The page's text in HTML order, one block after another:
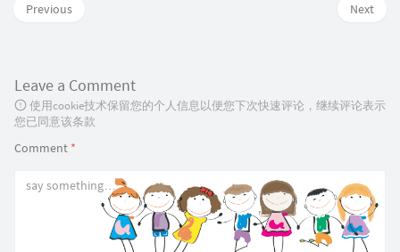
Next
Previous
Leave a Comment
使用cookie技术保留您的个人信息以便您下次快速评论，继续评论表示
您已同意该条款
Comment *